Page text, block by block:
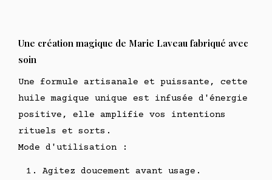
Une création magique de Marie Laveau fabriqué avec
soin
Une formule artisanale et puissante, cette
huile magique unique est infusée d'énergie
positive, elle amplifie vos intentions
rituels et sorts.
Mode d'utilisation :
Agitez doucement avant usage.